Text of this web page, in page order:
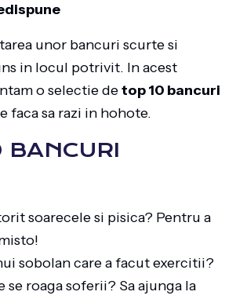
unor bancuri scurte si
in locul potrivit. In acest
o selectie detop 10 bancuri
faca sa razi in hohote.
soarecele si pisica? Pentru a
sobolan care a facut exercitii?
se roaga soferii? Sa ajunga la